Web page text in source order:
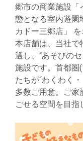
郷市の商業施設「
態となる室内遊園
カドー三郷店」
本店舗は、当社で
選し、“あそびの
施設です。首都圏
たちが“わくわく
多数ご用意。ご家
ごせる空間を目指